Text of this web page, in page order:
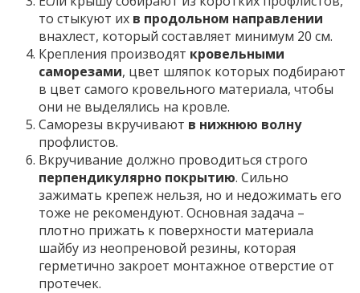
то стыкуют их в продольном направлении
внахлест, который составляет минимум 20 см.
Крепления производят кровельными
саморезами, цвет шляпок которых подбирают
в цвет самого кровельного материала, чтобы
они не выделялись на кровле.
Саморезы вкручивают в нижнюю волну
профлистов.
Вкручивание должно проводиться строго
перпендикулярно покрытию. Сильно
зажимать крепеж нельзя, но и недожимать его
тоже не рекомендуют. Основная задача –
плотно прижать к поверхности материала
шайбу из неопреновой резины, которая
герметично закроет монтажное отверстие от
протечек.